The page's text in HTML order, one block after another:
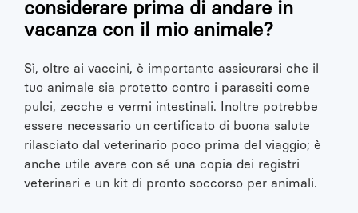
considerare prima di andare in
vacanza con il mio animale?
Sì, oltre ai vaccini, è importante assicurarsi che il
tuo animale sia protetto contro i parassiti come
pulci, zecche e vermi intestinali. Inoltre potrebbe
essere necessario un certificato di buona salute
rilasciato dal veterinario poco prima del viaggio; è
anche utile avere con sé una copia dei registri
veterinari e un kit di pronto soccorso per animali.